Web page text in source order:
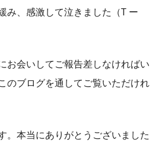
み、感激して泣きました（T ー
お会いしてご報告差しなければい
のブログを通してご覧いただけれ
。本当にありがとうございました